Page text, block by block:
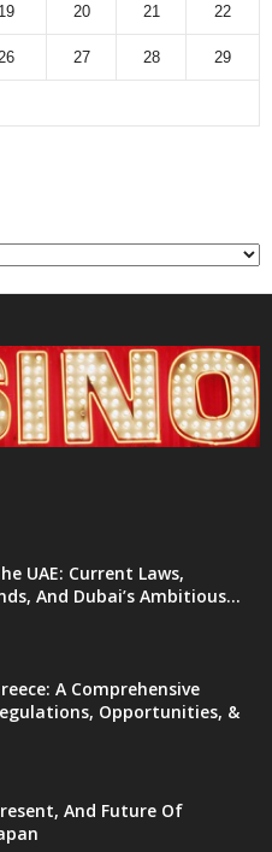
19 20 21 22
26 27 28 29
UAE: Current Laws,
And Dubai’s Ambitious...
A Comprehensive
Opportunities, &
And Future Of